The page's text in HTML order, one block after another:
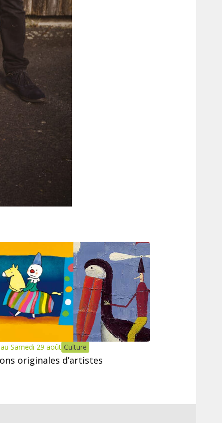
Samedi 29 août Culture
originales d’artistes